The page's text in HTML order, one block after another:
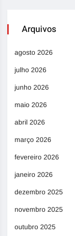
Arquivos
agosto 2026
julho 2026
junho 2026
maio 2026
abril 2026
março 2026
fevereiro 2026
janeiro 2026
dezembro 2025
novembro 2025
outubro 2025